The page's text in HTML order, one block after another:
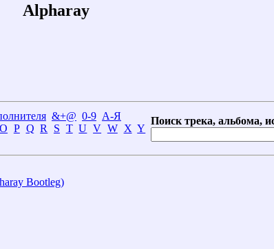
Alpharay
&+@ 0-9 А-Я
O P Q R S T U V W X Y
Поиск трека, альбома,
Bootleg)